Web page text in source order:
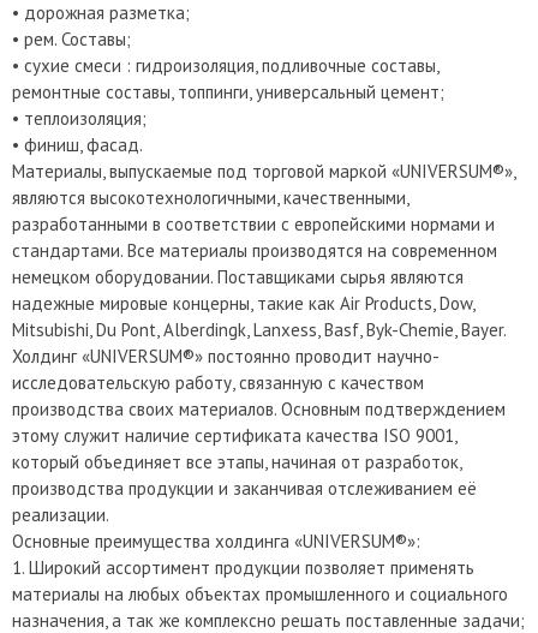
• дорожная разметка;
• рем. Составы;
• сухие смеси : гидроизоляция, подливочные составы,
ремонтные составы, топпинги, универсальный цемент;
• теплоизоляция;
• финиш, фасад.
Материалы, выпускаемые под торговой маркой «UNIVERSUM®»,
являются высокотехнологичными, качественными,
разработанными в соответствии с европейскими нормами и
стандартами. Все материалы производятся на современном
немецком оборудовании. Поставщиками сырья являются
надежные мировые концерны, такие как Air Products, Dow,
Mitsubishi, Du Pont, Alberdingk, Lanxess, Basf, Byk-Chemie, Bayer.
Холдинг «UNIVERSUM®» постоянно проводит научно-
исследовательскую работу, связанную с качеством
производства своих материалов. Основным подтверждением
этому служит наличие сертификата качества ISO 9001,
который объединяет все этапы, начиная от разработок,
производства продукции и заканчивая отслеживанием её
реализации.
Основные преимущества холдинга «UNIVERSUM®»:
1. Широкий ассортимент продукции позволяет применять
материалы на любых объектах промышленного и социального
назначения, а так же комплексно решать поставленные задачи;